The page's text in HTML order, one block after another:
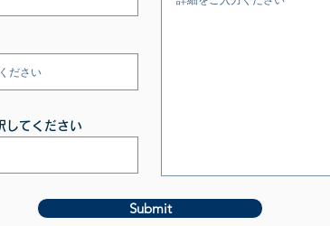
してください
Submit